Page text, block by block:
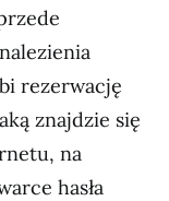
rezerwację
znajdzie się
na
hasła